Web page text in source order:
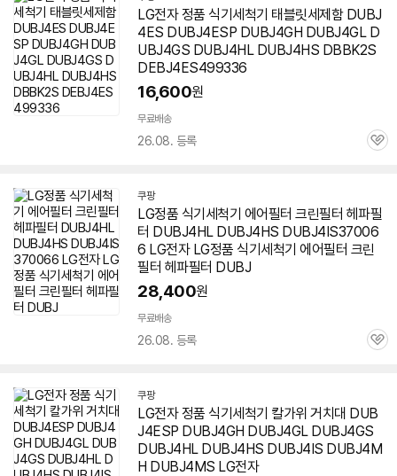
LG전자 정품 식기세척기 태블릿세제함 DUBJ
4ES DUBJ4ESP DUBJ4GH DUBJ4GL D
UBJ4GS DUBJ4HL DUBJ4HS DBBK2S
DEBJ4ES499336
16,600원
무료배송
26.08. 등록
관
쿠팡
LG정품 식기세척기 에어필터 크린필터 헤파필
터 DUBJ4HL DUBJ4HS DUBJ4IS37006
6 LG전자 LG정품 식기세척기 에어필터 크린
필터 헤파필터 DUBJ
28,400원
무료배송
26.08. 등록
관
쿠팡
LG전자 정품 식기세척기 칼가위 거치대 DUB
J4ESP DUBJ4GH DUBJ4GL DUBJ4GS
DUBJ4HL DUBJ4HS DUBJ4IS DUBJ4M
H DUBJ4MS LG전자